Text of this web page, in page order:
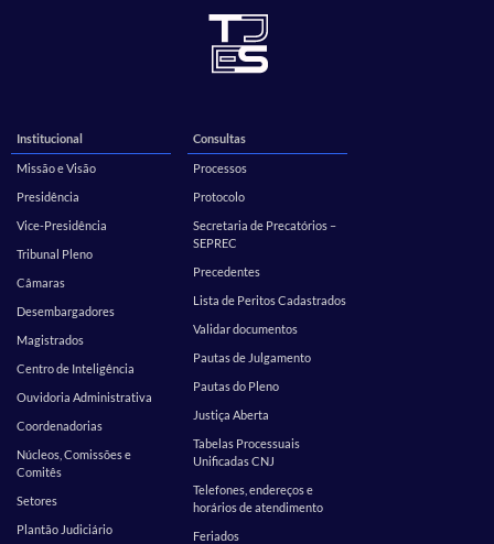
Institucional
Missão e Visão
Presidência
Vice-Presidência
Tribunal Pleno
Câmaras
Desembargadores
Magistrados
Centro de Inteligência
Ouvidoria Administrativa
Coordenadorias
Núcleos, Comissões e
Comitês
Setores
Plantão Judiciário
Consultas
Processos
Protocolo
Secretaria de Precatórios –
SEPREC
Precedentes
Lista de Peritos Cadastrados
Validar documentos
Pautas de Julgamento
Pautas do Pleno
Justiça Aberta
Tabelas Processuais
Unificadas CNJ
Telefones, endereços e
horários de atendimento
Feriados